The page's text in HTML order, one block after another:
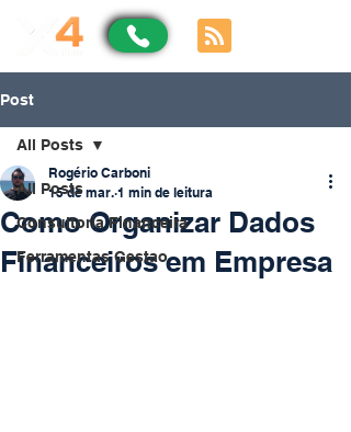
Post
All Posts
Consultoria Financeira
Ferramentas Gestao
All Posts
Como Organizar Dados
Financeiros em Empresa
Rogério Carboni
15 de mar. 1 min de leitura